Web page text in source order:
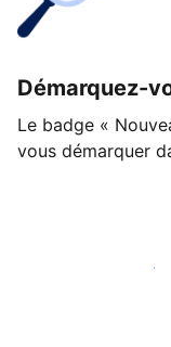
Démarquez-
Le badge «
vous démarquer
Lancez-vous